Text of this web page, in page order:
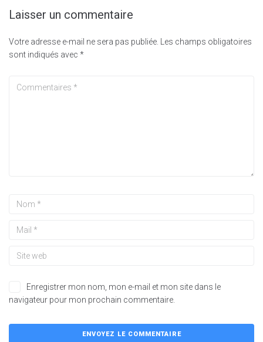
Laisser un commentaire
Votre adresse e-mail ne sera pas publiée.
Les champs obligatoires
sont indiqués avec *
Enregistrer mon nom, mon e-mail et mon site dans le
navigateur pour mon prochain commentaire.